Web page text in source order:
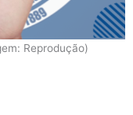
Reprodução)